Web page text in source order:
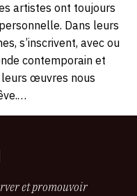
artistes ont toujours
Dans leurs
s’inscrivent, avec ou
contemporain et
leurs œuvres nous
et promouvoir